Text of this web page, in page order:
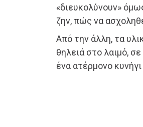
«διευκολύνουν»
ζην, πώς να
Από την άλλη, τα
θηλειά στο λαιμό,
ένα ατέρμονο